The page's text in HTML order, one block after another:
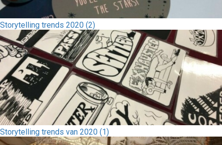
Storytelling trends 2020 (2)
Storytelling trends van 2020 (1)